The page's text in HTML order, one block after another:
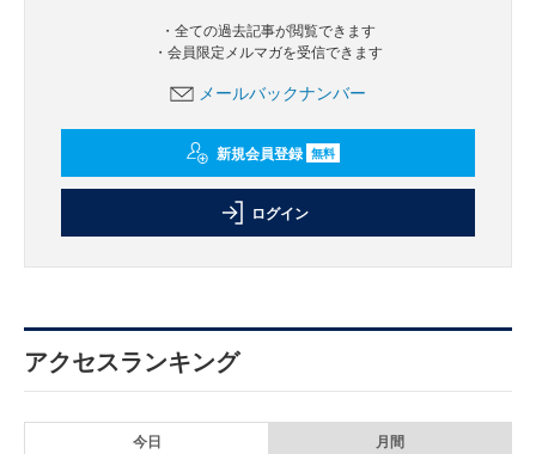
・全ての過去記事が閲覧できます
・会員限定メルマガを受信できます
メールバックナンバー
新規会員登録 無料
ログイン
アクセスランキング
今日 月間